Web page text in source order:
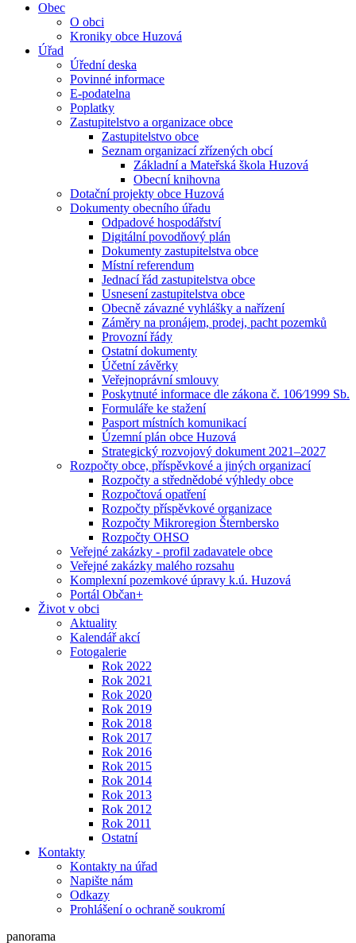
Obec
O obci
Kroniky obce Huzová
Úřad
Úřední deska
Povinné informace
E-podatelna
Poplatky
Zastupitelstvo a organizace obce
Zastupitelstvo obce
Seznam organizací zřízených obcí
Základní a Mateřská škola Huzová
Obecní knihovna
Dotační projekty obce Huzová
Dokumenty obecního úřadu
Odpadové hospodářství
Digitální povodňový plán
Dokumenty zastupitelstva obce
Místní referendum
Jednací řád zastupitelstva obce
Usnesení zastupitelstva obce
Obecně závazné vyhlášky a nařízení
Záměry na pronájem, prodej, pacht pozemků
Provozní řády
Ostatní dokumenty
Účetní závěrky
Veřejnoprávní smlouvy
Poskytnuté informace dle zákona č. 106⁄1999 Sb.
Formuláře ke stažení
Pasport místních komunikací
Územní plán obce Huzová
Strategický rozvojový dokument 2021–2027
Rozpočty obce, příspěvkové a jiných organizací
Rozpočty a střednědobé výhledy obce
Rozpočtová opatření
Rozpočty příspěvkové organizace
Rozpočty Mikroregion Šternbersko
Rozpočty OHSO
Veřejné zakázky - profil zadavatele obce
Veřejné zakázky malého rozsahu
Komplexní pozemkové úpravy k.ú. Huzová
Portál Občan+
Život v obci
Aktuality
Kalendář akcí
Fotogalerie
Rok 2022
Rok 2021
Rok 2020
Rok 2019
Rok 2018
Rok 2017
Rok 2016
Rok 2015
Rok 2014
Rok 2013
Rok 2012
Rok 2011
Ostatní
Kontakty
Kontakty na úřad
Napište nám
Odkazy
Prohlášení o ochraně soukromí
panorama